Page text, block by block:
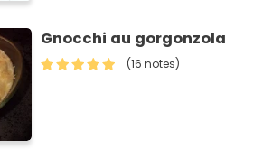
Gnocchi au gorgonzola
(16 notes)